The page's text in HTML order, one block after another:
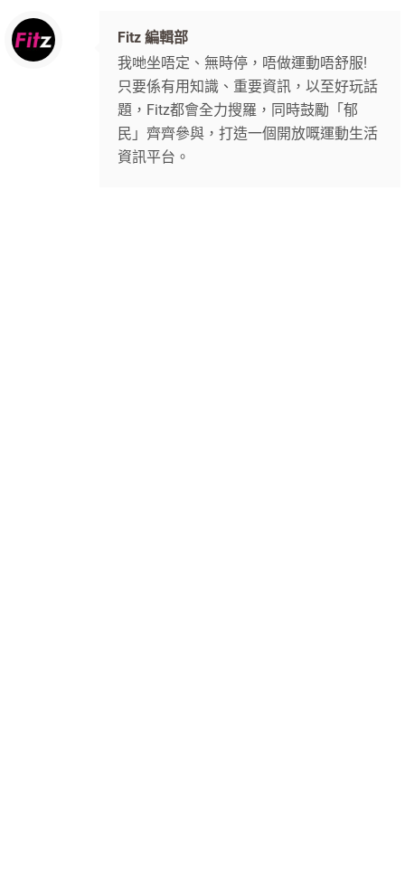
Fitz 編輯部
我哋坐唔定、無時停，唔做運動唔舒服!
只要係有用知識、重要資訊，以至好玩話
題，Fitz都會全力搜羅，同時鼓勵「郁
民」齊齊參與，打造一個開放嘅運動生活
資訊平台。